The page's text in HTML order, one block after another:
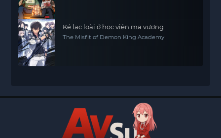
Kẻ lạc loài ở học viện ma vương
The Misfit of Demon King Academy